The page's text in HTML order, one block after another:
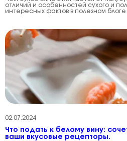
отличий и особенностей сухого и
интересных фактов в полезном блоге
02.07.2024
Что подать к белому вину:
ваши вкусовые рецепторы.